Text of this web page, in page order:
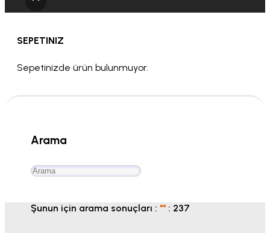
SEPETINIZ
Sepetinizde ürün bulunmuyor.
Arama
Şunun için arama sonuçları : "" : 237